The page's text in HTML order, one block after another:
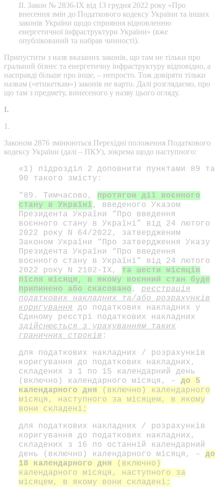
ІІ. Закон № 2836-ІХ від 13 грудня 2022 року «Про
внесення змін до Податкового кодексу України та інших
законів України щодо сприяння відновленню
енергетичної інфраструктури України» (вже
опублікований та набрав чинності).
Припустити з назв вказаних законів, що там не тільки про
гральний бізнес та енергетичну інфраструктуру відповідно, а
насправді більше про інше, – непросто. Тож довіряти тільки
назвам («етикеткам») законів не варто. Далі розглядаємо, про
що там з предмету, винесеного у назву цього огляду.
І.
1.
Законом 2876 змінюються Перехідні положення Податкового
кодексу України (далі – ПКУ), зокрема щодо наступного:
«1) підрозділ 2 доповнити пунктами 89 та
90 такого змісту:
“89. Тимчасово, протягом дії воєнного
стану в Україні, введеного Указом
Президента України “Про введення
воєнного стану в Україні” від 24 лютого
2022 року N 64/2022, затвердженим
Законом України “Про затвердження Указу
Президента України “Про введення
воєнного стану в Україні” від 24 лютого
2022 року N 2102-IX, та шести місяців
після місяця, в якому воєнний стан буде
припинено або скасовано, реєстрація
податкових накладних та/або розрахунків
коригування до податкових накладних у
Єдиному реєстрі податкових накладних
здійснюється з урахуванням таких
граничних строків :
для податкових накладних / розрахунків
коригування до податкових накладних,
складених з 1 по 15 календарний день
(включно) календарного місяця, – до 5
календарного дня (включно) календарного
місяця, наступного за місяцем, в якому
вони складені;
для податкових накладних / розрахунків
коригування до податкових накладних,
складених з 16 по останній календарний
день (включно) календарного місяця, – до
18 календарного дня (включно)
календарного місяця, наступного за
місяцем, в якому вони складені;